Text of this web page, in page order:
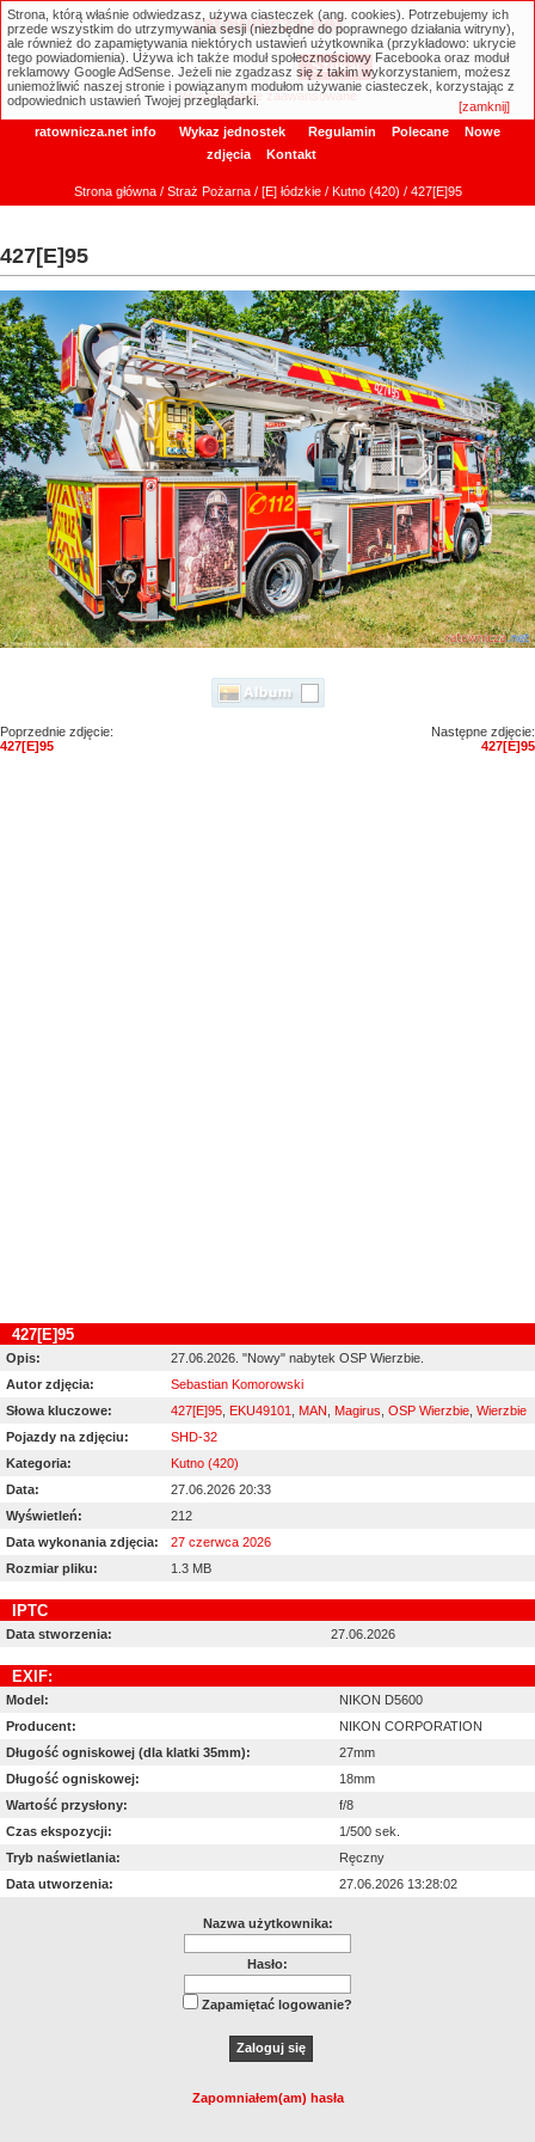
ratownicza.net
Wyszukiwanie zaawansowane
ratownicza.net info Wykaz jednostek Regulamin Polecane
Nowe
zdjęcia
Kontakt
Strona główna/ Straż Pożarna/ [E] łódzkie/ Kutno (420) / 427[E]95
427[E]95
Poprzednie zdjęcie:
427[E]95
Następne zdjęcie:
427[E]95
427[E]95
Opis:
27.06.2026. "Nowy" nabytek OSP Wierzbie.
Autor zdjęcia:
Sebastian Komorowski
Słowa kluczowe:
427[E]95 EKU49101 MAN Magirus OSP Wierzbie Wierzbie
Pojazdy na zdjęciu:
SHD-32
Kategoria:
Kutno (420)
Data:
27.06.2026 20:33
Wyświetleń:
212
Data wykonania zdjęcia:
27 czerwca 2026
Rozmiar pliku:
1.3 MB
IPTC
Data stworzenia: 27.06.2026
EXIF:
Model:
NIKON D5600
Producent:
NIKON CORPORATION
Długość ogniskowej (dla klatki 35mm):
27mm
Długość ogniskowej:
18mm
Wartość przysłony:
f/8
Czas ekspozycji:
1/500 sek.
Tryb naświetlania:
Ręczny
Data utworzenia:
27.06.2026 13:28:02
Nazwa użytkownika:
Hasło:
Zapamiętać logowanie?
Zapomniałem(am) hasła
Strona, którą właśnie odwiedzasz, używa ciasteczek (ang. cookies). Potrzebujemy ich
przede wszystkim do utrzymywania sesji (niezbędne do poprawnego działania witryny),
ale również do zapamiętywania niektórych ustawień użytkownika (przykładowo: ukrycie
tego powiadomienia). Używa ich także moduł społecznościowy Facebooka oraz moduł
reklamowy Google AdSense. Jeżeli nie zgadzasz się z takim wykorzystaniem, możesz
uniemożliwić naszej stronie i powiązanym modułom używanie ciasteczek, korzystając z
odpowiednich ustawień Twojej przeglądarki.
[zamknij]